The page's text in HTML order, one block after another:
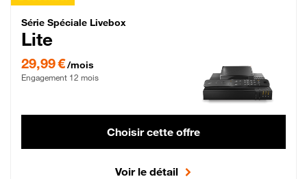
Série Spéciale Livebox Lite Fibre
Série Spéciale Livebox
Lite
29,99 €/mois
Engagement 12 mois
Choisir cette offre
Voir le détail